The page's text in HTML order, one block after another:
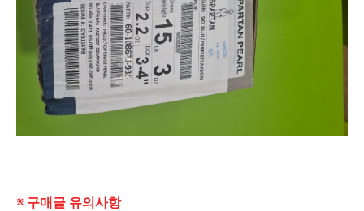
※ 구매글 유의사항